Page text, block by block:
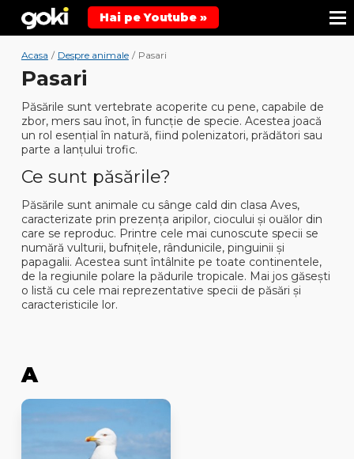
Hai pe Youtube »
Acasa / Despre animale / Pasari
Pasari
Păsările sunt vertebrate acoperite cu pene, capabile de
zbor, mers sau înot, în funcție de specie. Acestea joacă
un rol esențial în natură, fiind polenizatori, prădători sau
parte a lanțului trofic.
Ce sunt păsările?
Păsările sunt animale cu sânge cald din clasa Aves,
caracterizate prin prezența aripilor, ciocului și ouălor din
care se reproduc. Printre cele mai cunoscute specii se
numără vulturii, bufnițele, rândunicile, pinguinii și
papagalii. Acestea sunt întâlnite pe toate continentele,
de la regiunile polare la pădurile tropicale. Mai jos găsești
o listă cu cele mai reprezentative specii de păsări și
caracteristicile lor.
A